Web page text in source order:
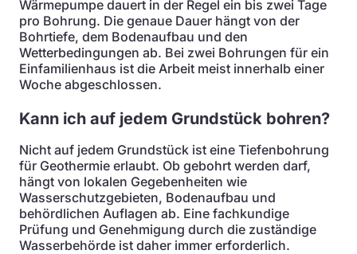
Wärmepumpe dauert in der Regel ein bis zwei Tage
pro Bohrung. Die genaue Dauer hängt von der
Bohrtiefe, dem Bodenaufbau und den
Wetterbedingungen ab. Bei zwei Bohrungen für ein
Einfamilienhaus ist die Arbeit meist innerhalb einer
Woche abgeschlossen.
Kann ich auf jedem Grundstück bohren?
Nicht auf jedem Grundstück ist eine Tiefenbohrung
für Geothermie erlaubt. Ob gebohrt werden darf,
hängt von lokalen Gegebenheiten wie
Wasserschutzgebieten, Bodenaufbau und
behördlichen Auflagen ab. Eine fachkundige
Prüfung und Genehmigung durch die zuständige
Wasserbehörde ist daher immer erforderlich.